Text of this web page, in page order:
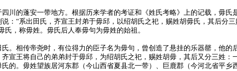
川的蓬安一带地方。根据历来学者的考证和《姓氏考略》上的记载，毋氏
：“系出田氏，齐宣王封弟于毋邱，以绍胡氏之祀，赐姓胡毋氏，其后分三
，称毋姓。毋氏后人奉毋句为毋姓的始祖。
。相传帝尧时，有位得力的臣子名为毋句，曾创造了悬挂的乐器罄，他的
宣王将自己的弟弟封于毋邱，为绍胡氏之祀，赐姓胡毋，其后又分三姓：
的。毋姓望族居河东郡（今山西省夏县北一带）、巨鹿郡（今河北省平乡